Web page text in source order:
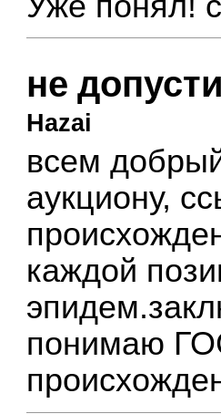
не
Hazai
всем
аукциону,
каждой
понимаю